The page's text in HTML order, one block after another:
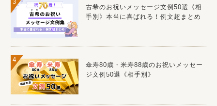
古希のお祝いメッセージ文例50選《相
手別》本当に喜ばれる！例文超まとめ
傘寿80歳・米寿88歳のお祝いメッセー
ジ文例50選《相手別》